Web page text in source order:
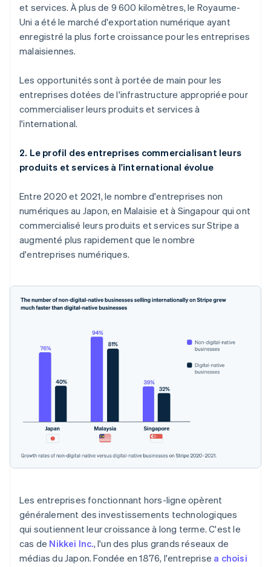
et services. À plus de 9 600 kilomètres, le Royaume-
Uni a été le marché d'exportation numérique ayant
enregistré la plus forte croissance pour les entreprises
malaisiennes.
Les opportunités sont à portée de main pour les
entreprises dotées de l'infrastructure appropriée pour
commercialiser leurs produits et services à
l'international.
2. Le profil des entreprises commercialisant leurs
produits et services à l'international évolue
Entre 2020 et 2021, le nombre d'entreprises non
numériques au Japon, en Malaisie et à Singapour qui ont
commercialisé leurs produits et services sur Stripe a
augmenté plus rapidement que le nombre
d'entreprises numériques.
Les entreprises fonctionnant hors-ligne opèrent
généralement des investissements technologiques
qui soutiennent leur croissance à long terme. C'est le
cas de Nikkei Inc., l'un des plus grands réseaux de
médias du Japon. Fondée en 1876, l'entreprise a choisi
Allemagne
DeutschEnglish
Australie
English
Belgique
NederlandsFrançaisDeutsch English
PortuguêsEnglish
Bulgarie
Canada
English Français
Chine continentale
Croatie
Émirats arabes unis
Espagne
États-Unis
English 简体中文
Finlande
EnglishSvenska
Gibraltar
English
Grèce
English
English